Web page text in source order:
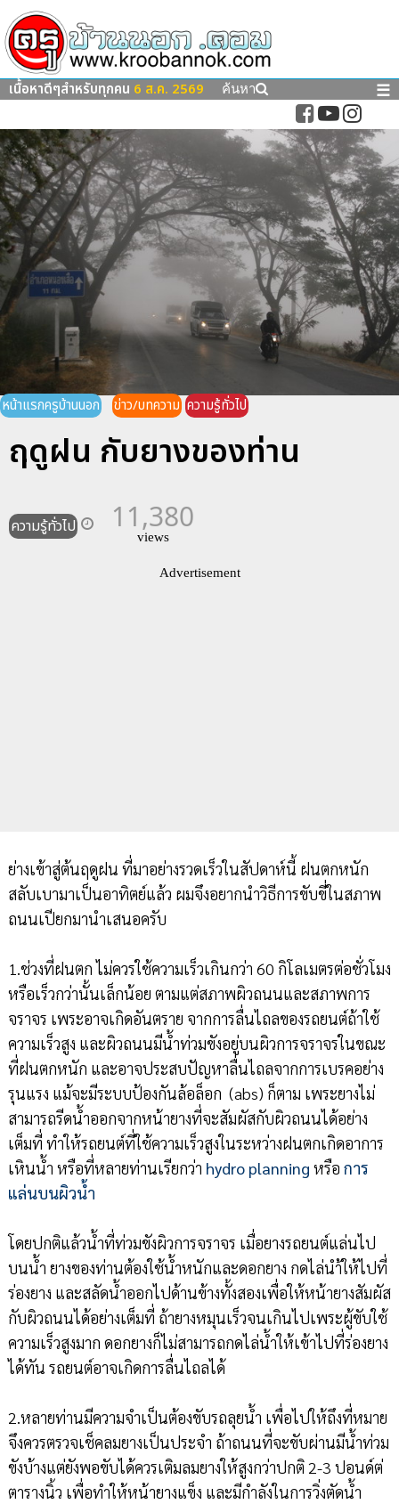
เนื้อหาดีๆสำหรับทุกคน 6 ส.ค. 2569 ค้นหา ☰
หน้าแรกครูบ้านนอก ข่าว/บทความ ความรู้ทั่วไป
ฤดูฝน กับยางของท่าน
ความรู้ทั่วไป 11,380
views
Advertisement
ย่างเข้าสู่ต้นฤดูฝน ที่มาอย่างรวดเร็วในสัปดาห์นี้ ฝนตกหนัก
สลับเบามาเป็นอาทิตย์แล้ว ผมจึงอยากนำวิธีการขับขี่ในสภาพ
ถนนเปียกมานำเสนอครับ
1.ช่วงที่ฝนตก ไม่ควรใช้ความเร็วเกินกว่า 60 กิโลเมตรต่อชั่วโมง
หรือเร็วกว่านั้นเล็กน้อย ตามแต่สภาพผิวถนนและสภาพการ
จราจร เพระอาจเกิดอันตราย จากการลื่นไถลของรถยนต์ถ้าใช้
ความเร็วสูง และผิวถนนมีน้ำท่วมขังอยู่บนผิวการจราจรในขณะ
ที่ฝนตกหนัก และอาจประสบปัญหาลื่นไถลจากการเบรคอย่าง
รุนแรง แม้จะมีระบบป้องกันล้อล็อก (abs) ก็ตาม เพระยางไม่
สามารถรีดน้ำออกจากหน้ายางที่จะสัมผัสกับผิวถนนได้อย่าง
เต็มที่ ทำให้รถยนต์ที่ใช้ความเร็วสูงในระหว่างฝนตกเกิดอาการ
เหินน้ำ หรือที่หลายท่านเรียกว่า hydro planning หรือ การ
แล่นบนผิวน้ำ
โดยปกติแล้วน้ำที่ท่วมขังผิวการจราจร เมื่อยางรถยนต์แล่นไป
บนน้ำ ยางของท่านต้องใช้น้ำหนักและดอกยาง กดไล่นำ้ให้ไปที่
ร่องยาง และสลัดน้ำออกไปด้านข้างทั้งสองเพื่อให้หน้ายางสัมผัส
กับผิวถนนได้อย่างเต็มที่ ถ้ายางหมุนเร็วจนเกินไปเพระผู้ขับใช้
ความเร็วสูงมาก ดอกยางก็ไม่สามารถกดไล่น้ำให้เข้าไปที่ร่องยาง
ได้ทัน รถยนต์อาจเกิดการลื่นไถลได้
2.หลายท่านมีความจำเป็นต้องขับรถลุยน้ำ เพื่อไปให้ถึงที่หมาย
จึงควรตรวจเช็คลมยางเป็นประจำ ถ้าถนนที่จะขับผ่านมีน้ำท่วม
ขังบ้างแต่ยังพอขับได้ควรเติมลมยางให้สูงกว่าปกติ 2-3 ปอนด์ต่
ตารางนิ้ว เพื่อทำให้หน้ายางแข็ง และมีกำลังในการวิ่งตัดน้ำ